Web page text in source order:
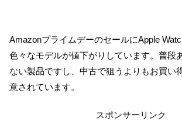
AmazonプライムデーのセールにApple
色々なモデルが値下がりしています。普段
ない製品ですし、中古で狙うよりもお買い
意されています。
スポンサーリンク